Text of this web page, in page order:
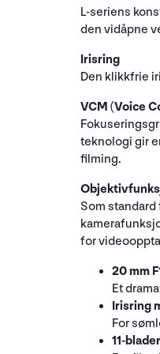
L-seriens
den vidåpne
Irisring
Den klikkfrie
VCM (Voice
teknologi gir
filming.
Som
for
20 mm
Et
Irisring
For
11-